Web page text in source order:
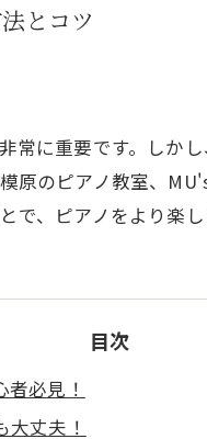
とコツ
常に重要です。しか
原のピアノ教室、
、ピアノをより楽
目次
者必見！
大丈夫！